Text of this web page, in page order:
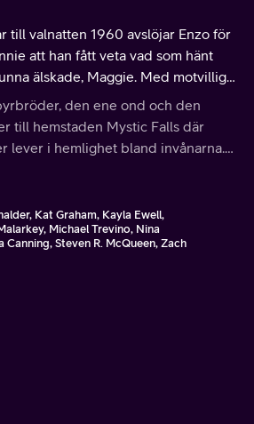
till valnatten 1960 avslöjar Enzo för
att han fått veta vad som hänt
älskade, Maggie. Med motvillig
tar saker senare en otrevlig
den ene ond och den
till hemstaden Mystic Falls där
lever i hemlighet bland invånarna.
Kat Graham, Kayla Ewell,
Michael Trevino, Nina
Canning, Steven R. McQueen, Zach